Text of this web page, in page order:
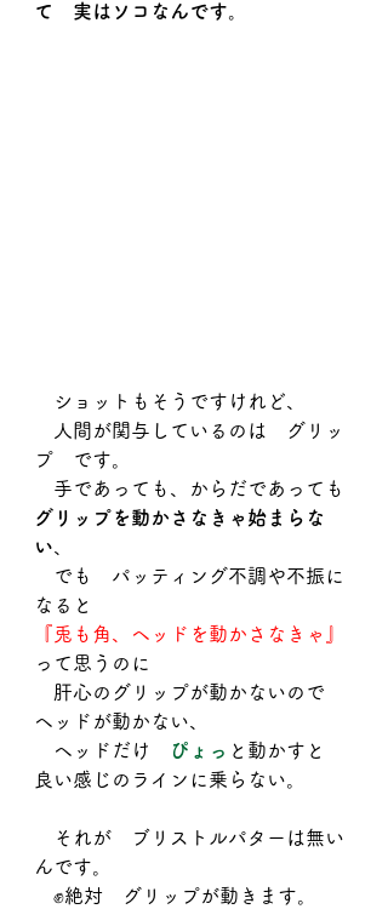
て　実はソコなんです。
ショットもそうですけれど、
人間が関与しているのは　グリッ
プ　です。
手であっても、からだであっても
グリップを動かさなきゃ始まらな
い、
でも　パッティング不調や不振に
なると
『兎も角、ヘッドを動かさなきゃ』
って思うのに
肝心のグリップが動かないので
ヘッドが動かない、
ヘッドだけ
ぴょっ と動かすと
良い感じのラインに乗らない。
それが　ブリストルパターは無い
んです。
✊絶対　グリップが動きます。